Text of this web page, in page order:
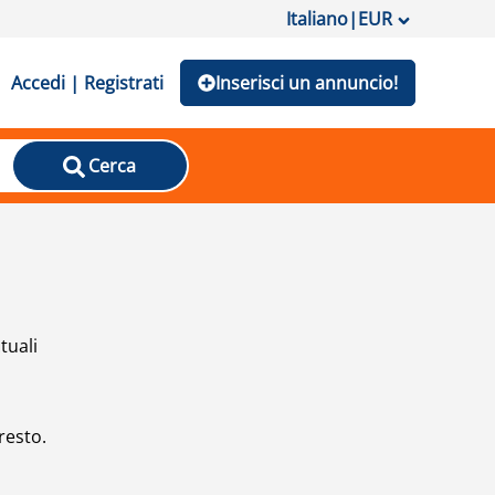
Italiano|EUR
Accedi | Registrati Inserisci un annuncio!
Cerca